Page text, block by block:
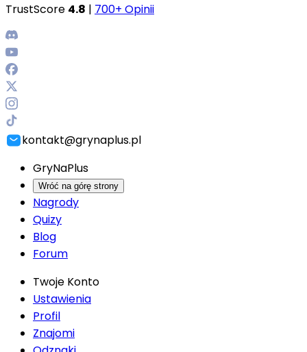
TrustScore 4.8 | 700+ Opinii
kontakt@grynaplus.pl
GryNaPlus
Wróć na górę strony
Nagrody
Quizy
Blog
Forum
Twoje Konto
Ustawienia
Profil
Znajomi